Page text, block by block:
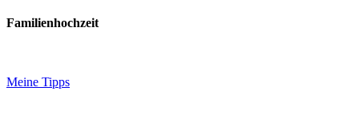
Familienhochzeit
Meine Tipps